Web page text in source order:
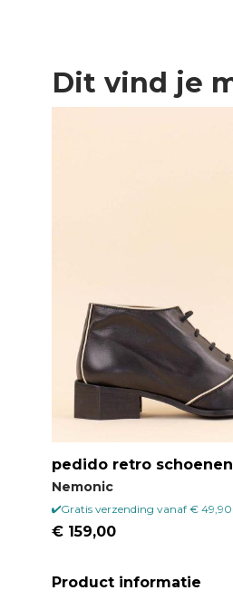
Dit vind je
pedido retro
Nemonic
Gratis verzending vanaf € 49,90
€ 159,00
Product informatie